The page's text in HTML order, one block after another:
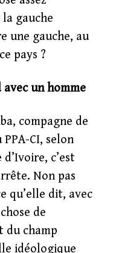
gauche
une gauche, au
pays ?
avec un homme
compagne de
CI, selon
c’est
Non pas
qu’elle dit, avec
de
du champ
idéologique